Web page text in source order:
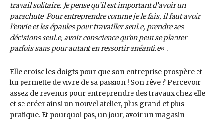
travail solitaire. Je pense qu’il est important d’avoir un
parachute. Pour entreprendre comme je le fais, il faut avoir
l’envie et les épaules pour travailler seul.e, prendre ses
décisions seul.e, avoir conscience qu’on peut se planter
parfois sans pour autant en ressortir anéanti.e« .
Elle croise les doigts pour que son entreprise prospère et
lui permette de vivre de sa passion ! Son rêve ? Percevoir
assez de revenus pour entreprendre des travaux chez elle
et se créer ainsi un nouvel atelier, plus grand et plus
pratique. Et pourquoi pas, un jour, avoir un magasin